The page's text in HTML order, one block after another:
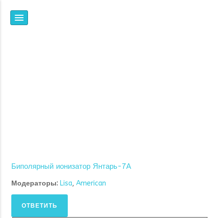
Биполярный ионизатор Янтарь-7А
Модераторы: Lisa, American
ОТВЕТИТЬ